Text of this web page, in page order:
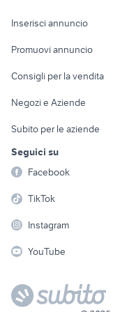
Console e
Fotografia
Telefonia
Inserisci annuncio
Promuovi annuncio
Consigli per la vendita
Negozi e Aziende
Subito per le aziende
Seguici su
Facebook
TikTok
Instagram
YouTube